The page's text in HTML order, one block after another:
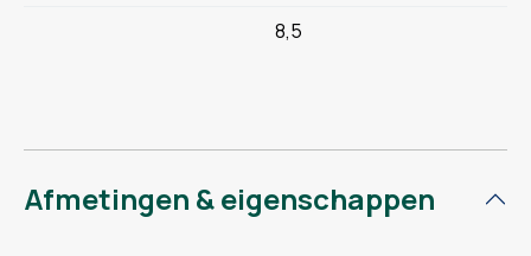
8,5
Afmetingen & eigenschappen